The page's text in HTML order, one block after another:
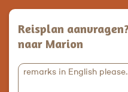
Reisplan
naar Marion